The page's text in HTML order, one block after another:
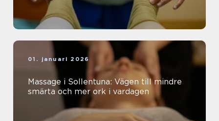
01. januari 2026
Massage i Sollentuna: Vägen till mindre
smärta och mer ork i vardagen